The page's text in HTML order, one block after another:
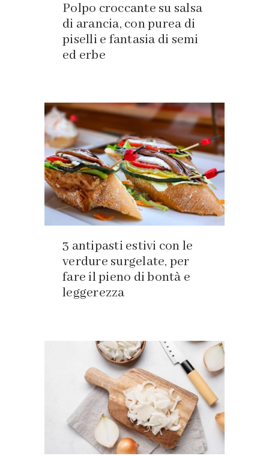
Polpo croccante su salsa
di arancia, con purea di
piselli e fantasia di semi
ed erbe
3 antipasti estivi con le
verdure surgelate, per
fare il pieno di bontà e
leggerezza